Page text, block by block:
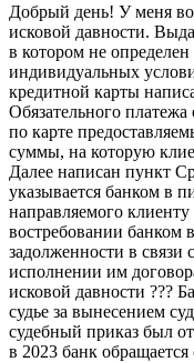
Добрый день! У меня
исковой давности.
в котором не
индивидуальных
кредитной карты
Обязательного платежа
по карте
суммы, на которую
Далее написан пункт
указывается банком в
направляемого
востребовании банком
задолженности в
исполнении им
исковой давности ???
судье за вынесением
судебный приказ был
в 2023 банк